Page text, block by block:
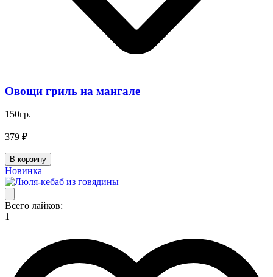
Овощи гриль на мангале
150гр.
379 ₽
В корзину
Новинка
Всего лайков:
1